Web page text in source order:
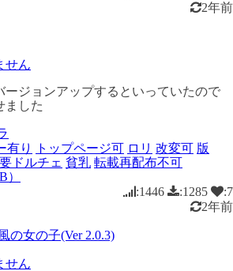
2年前
せん
ージョンアップするといっていたので
ました
有り トップページ可 ロリ 改変可 版
要ドルチェ 貧乳 転載再配布不可
:1446
:1285
:7
2年前
の女の子(Ver 2.0.3)
せん